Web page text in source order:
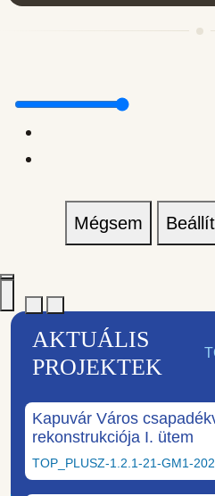
Mégsem
AKTUÁLIS
PROJEKTEK
Kapuvár Város
rekonstrukciója I. ütem
TOP_PLUSZ-1.2.1-21-GM1-